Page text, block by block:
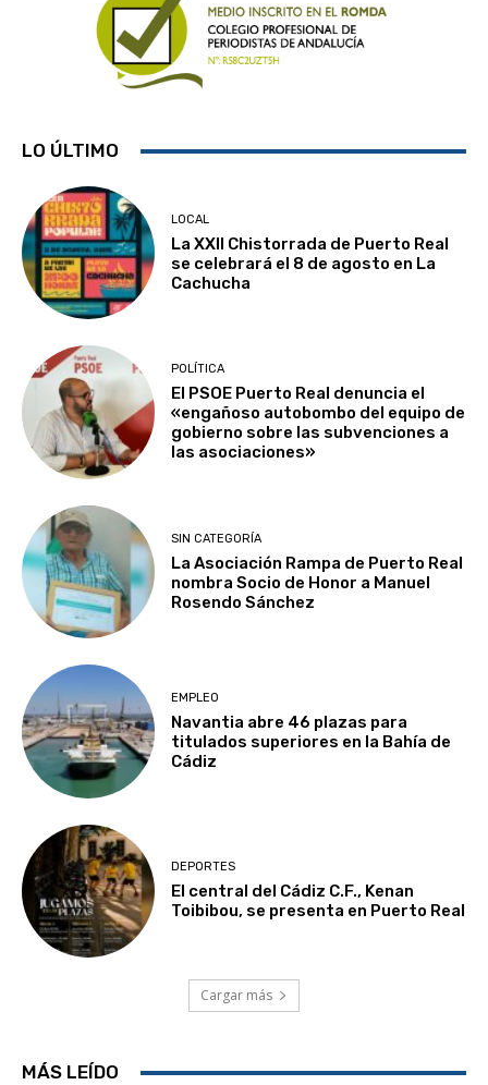
LO ÚLTIMO
LOCAL
La XXII Chistorrada de Puerto Real
se celebrará el 8 de agosto en La
Cachucha
POLÍTICA
El PSOE Puerto Real denuncia el
«engañoso autobombo del equipo de
gobierno sobre las subvenciones a
las asociaciones»
SIN CATEGORÍA
La Asociación Rampa de Puerto Real
nombra Socio de Honor a Manuel
Rosendo Sánchez
EMPLEO
Navantia abre 46 plazas para
titulados superiores en la Bahía de
Cádiz
DEPORTES
El central del Cádiz C.F., Kenan
Toibibou, se presenta en Puerto Real
Cargar más
MÁS LEÍDO